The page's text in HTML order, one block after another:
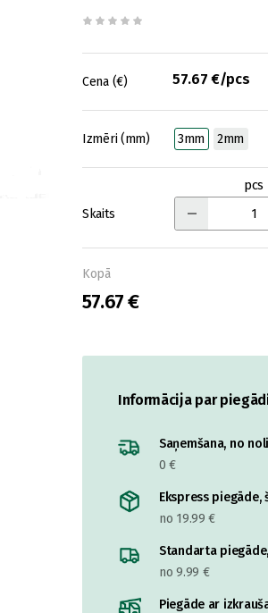
Cena (€) 57.67 €/pcs
Izmēri (mm) 3mm 2mm
Skaits
pcs
Kopā
57.67 €
Informācija par
Saņemšana, no
0 €
Ekspress
no 19.99 €
Standarta
no 9.99 €
Piegāde ar